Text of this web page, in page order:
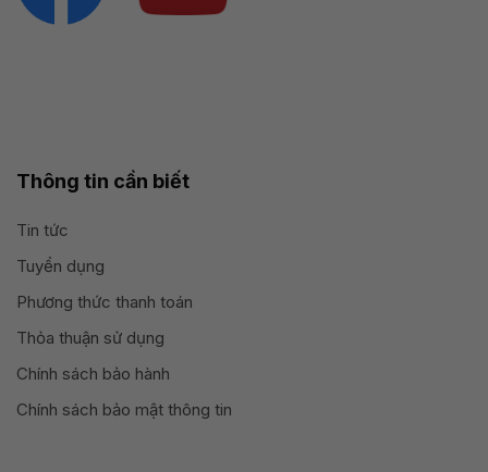
Thông tin cần biết
Tin tức
Tuyển dụng
Phương thức thanh toán
Thỏa thuận sử dụng
Chính sách bảo hành
Chính sách bảo mật thông tin